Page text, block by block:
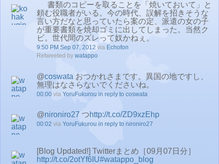
書類のコピーを取ることを「焼いておいて」と
頼む役職者がいる。今の時代、誤解を招きそうな
言い方だなと思っていたら案の定、派遣の女の子
が重要書類を焼却ゴミに出してしまった。当然ク
ビ。世代間のズレって奴かねぇ。
9:50 PM Sep 07, 2012 via Echofon
Retweeted by watappo
@coswata おつかれさまです。異国の地ですし、
無理はなさらないでくださいね。
00:00 via YoruFukurou in reply to coswata
@nironiro27 つhttp://t.co/ZD9xzEhp
00:02 via YoruFukurou in reply to nironiro27
[Blog Updated!] Twitterまとめ［09月07日分］
http://t.co/2otYf6IU#watappo_blog